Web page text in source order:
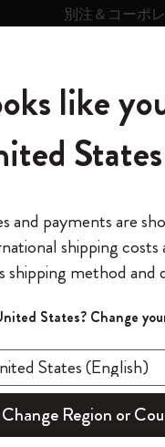
別注＆コーポ
ム
とは
」コレ
』コレク
クショ
ション
す
コレク
テム
の世界
サブカテゴリ
スキンの世界
メールアドレス
パスワード
このデバイスで情
ログイン
料無料
-50%
ラグ
ズボ
さくらノ
¥
モレスキンの世
今すぐ会員登録
WELCOME10」を
回注文が10%オフ＋
ます。セール・ア
適用
like
States
and payments are
shipping costs
shipping method and
States? Change
Change Region or